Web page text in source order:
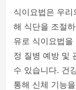
식이요법은 우리
해 식단을 조절
유로 식이요법
정 질병 예방 및
수 있습니다. 건
통해 신체 기능